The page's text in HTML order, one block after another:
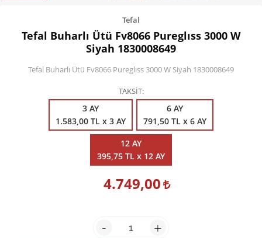
Tefal
Tefal Buharlı Ütü Fv8066 Pureglıss 3000 W
Siyah 1830008649
Tefal Buharlı Ütü Fv8066 Pureglıss 3000 W Siyah 1830008649
TAKSİT
3 AY
1.583,00 TL x 3 AY
6 AY
791,50 TL x 6 AY
12 AY
395,75 TL x 12 AY
4.749,00
- +